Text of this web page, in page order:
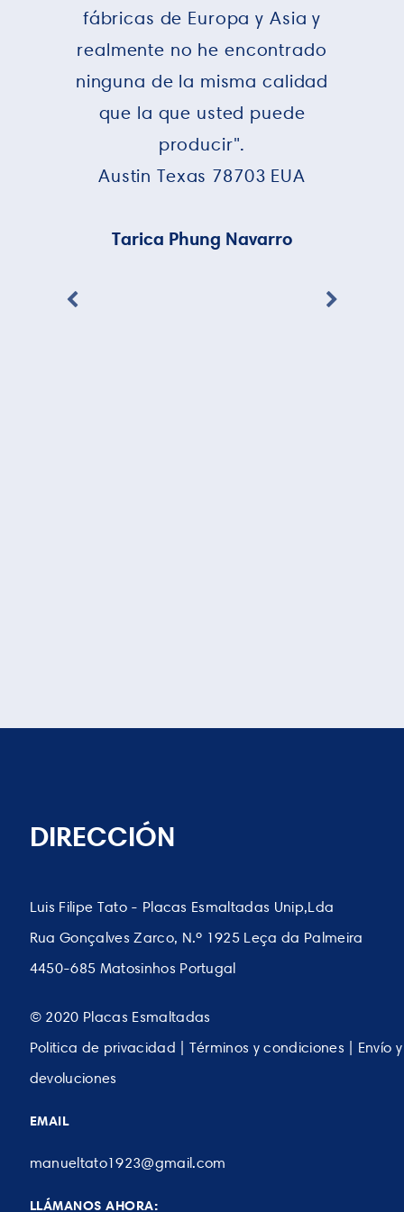
fábricas de Europa y Asia y
realmente no he encontrado
ninguna de la misma calidad
que la que usted puede
producir".
Austin Texas 78703 EUA
Tarica Phung Navarro
DIRECCIÓN
Luis Filipe Tato - Placas Esmaltadas Unip,Lda
Rua Gonçalves Zarco, N.º 1925 Leça da Palmeira
4450-685 Matosinhos Portugal
© 2020 Placas Esmaltadas
Politica de privacidad | Términos y condiciones | Envío y
devoluciones
EMAIL
manueltato1923@gmail.com
LLÁMANOS AHORA: